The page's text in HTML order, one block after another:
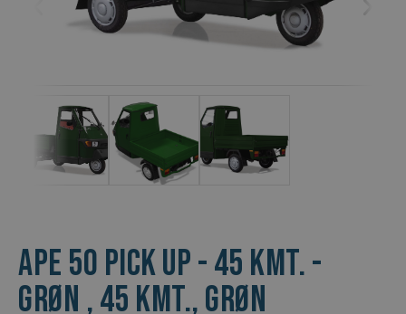
Ape 50 Pick Up - 45 kmt. -
Grøn , 45 kmt., Grøn